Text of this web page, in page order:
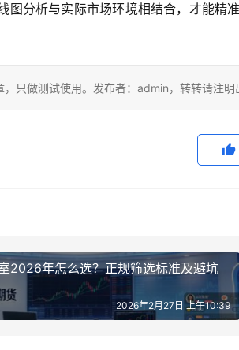
图分析与实际市场环境相结合，才能精
，只做测试使用。发布者：admin，转转请注明
2026年怎么选？正规筛选标准及避坑
2026年2月27日 上午10:39